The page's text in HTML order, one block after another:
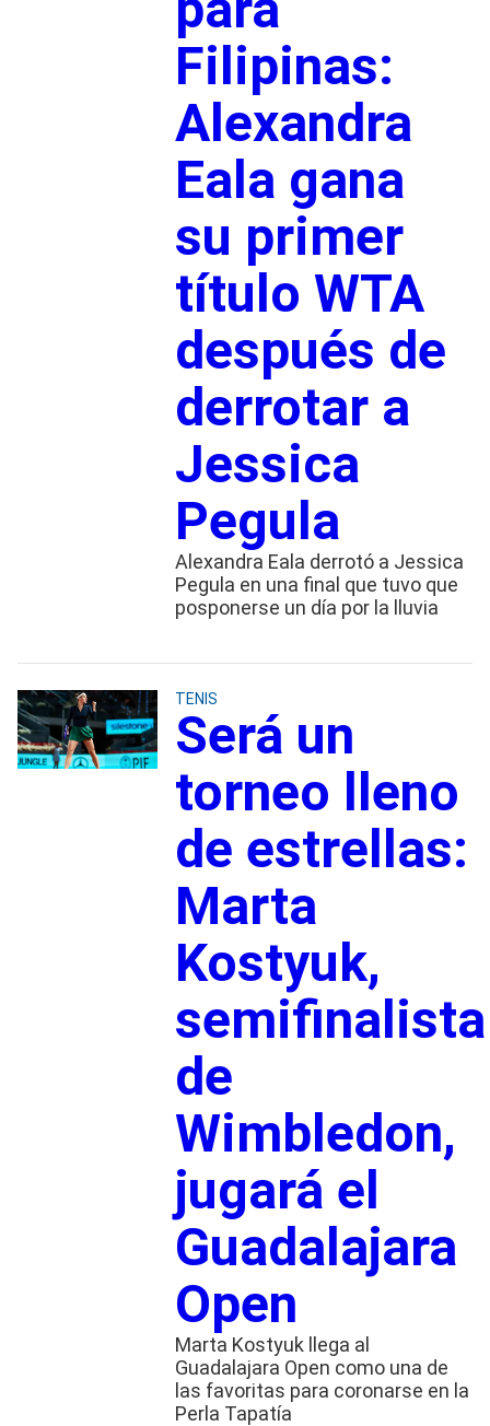
Filipinas:
Alexandra
Eala gana
su primer
título WTA
después de
derrotar a
Jessica
Pegula
Alexandra Eala derrotó a Jessica
Pegula en una final que tuvo que
posponerse un día por la lluvia
TENIS
Será un
torneo lleno
de estrellas:
Marta
Kostyuk,
semifinalista
de
Wimbledon,
jugará el
Guadalajara
Open
Marta Kostyuk llega al
Guadalajara Open como una de
las favoritas para coronarse en la
Perla Tapatía